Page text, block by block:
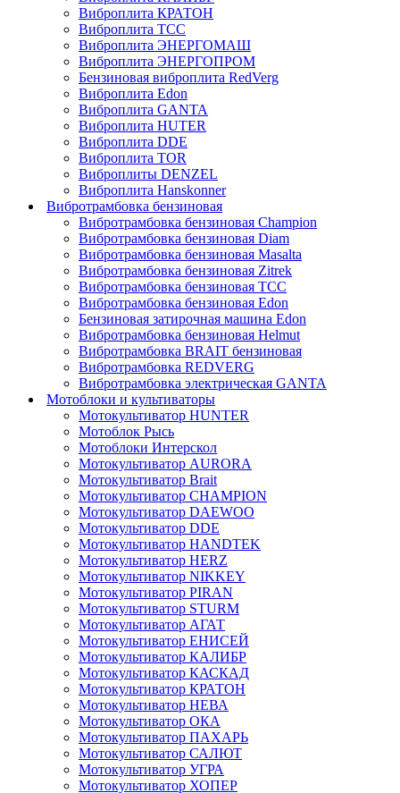
Виброплита КРАТОН
Виброплита ТСС
Виброплита ЭНЕРГОМАШ
Виброплита ЭНЕРГОПРОМ
Бензиновая виброплита RedVerg
Виброплита Edon
Виброплита GANTA
Виброплита HUTER
Виброплита DDE
Виброплита TOR
Виброплиты DENZEL
Виброплита Hanskonner
Вибротрамбовка бензиновая
Вибротрамбовка бензиновая Champion
Вибротрамбовка бензиновая Diam
Вибротрамбовка бензиновая Masalta
Вибротрамбовка бензиновая Zitrek
Вибротрамбовка бензиновая ТСС
Вибротрамбовка бензиновая Edon
Бензиновая затирочная машина Edon
Вибротрамбовка бензиновая Helmut
Вибротрамбовка BRAIT бензиновая
Вибротрамбовка REDVERG
Вибротрамбовка электрическая GANTA
Мотоблоки и культиваторы
Мотокультиватор HUNTER
Мотоблок Рысь
Мотоблоки Интерскол
Мотокультиватор AURORA
Мотокультиватор Brait
Мотокультиватор CHAMPION
Мотокультиватор DAEWOO
Мотокультиватор DDE
Мотокультиватор HANDTEK
Мотокультиватор HERZ
Мотокультиватор NIKKEY
Мотокультиватор PIRAN
Мотокультиватор STURM
Мотокультиватор АГАТ
Мотокультиватор ЕНИСЕЙ
Мотокультиватор КАЛИБР
Мотокультиватор КАСКАД
Мотокультиватор КРАТОН
Мотокультиватор НЕВА
Мотокультиватор ОКА
Мотокультиватор ПАХАРЬ
Мотокультиватор САЛЮТ
Мотокультиватор УГРА
Мотокультиватор ХОПЕР